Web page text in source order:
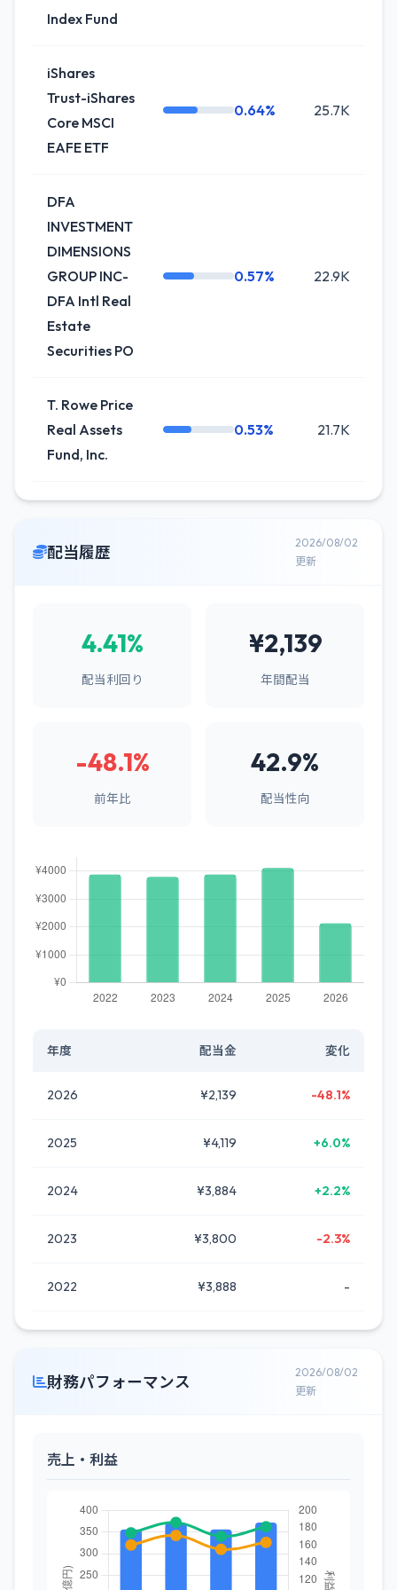
Index Fund
iShares
Trust-iShares
Core MSCI
EAFE ETF
0.64% 25.7K
DFA
INVESTMENT
DIMENSIONS
GROUP INC-
DFA Intl Real
Estate
Securities PO
0.57% 22.9K
T. Rowe Price
Real Assets
Fund, Inc.
0.53% 21.7K
配当履歴
2026/08/02
更新
4.41%
配当利回り
¥2,139
年間配当
-48.1%
前年比
42.9%
配当性向
年度 配当金 変化
2026 ¥2,139 -48.1%
2025 ¥4,119 +6.0%
2024 ¥3,884 +2.2%
2023 ¥3,800 -2.3%
2022 ¥3,888 -
財務パフォーマンス
2026/08/02
更新
売上・利益